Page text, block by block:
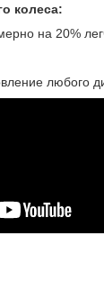
колеса:
на 20%
любого